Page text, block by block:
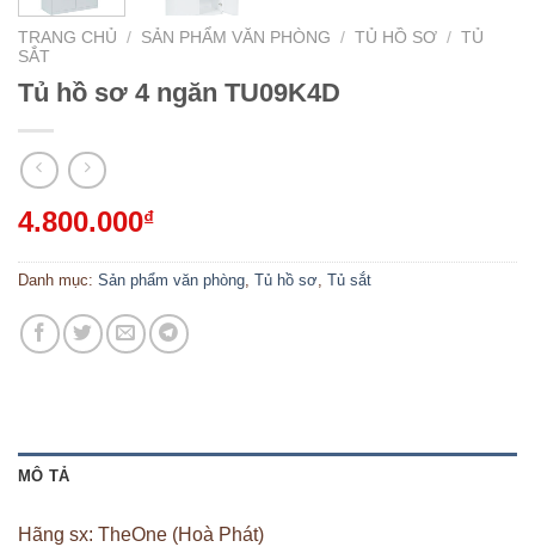
TRANG CHỦ / SẢN PHẨM VĂN PHÒNG / TỦ HỒ SƠ / TỦ
SẮT
Tủ hồ sơ 4 ngăn TU09K4D
4.800.000₫
Danh mục: Sản phẩm văn phòng, Tủ hồ sơ, Tủ sắt
MÔ TẢ
Hãng sx: TheOne (Hoà Phát)